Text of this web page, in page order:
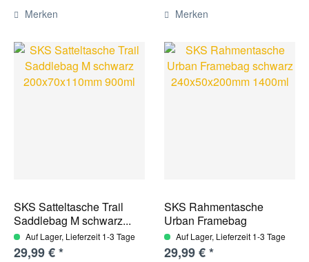
Merken Merken
SKS Satteltasche Trail
Saddlebag M schwarz...
Auf Lager, Lieferzeit 1-3 Tage
29,99 € *
SKS Rahmentasche
Urban Framebag
schwarz...
Auf Lager, Lieferzeit 1-3 Tage
29,99 € *